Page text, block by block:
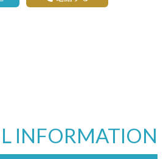
INFORMATION